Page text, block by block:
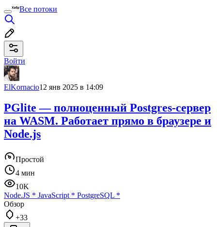
Все потоки
Войти
ElKornacio12 янв 2025 в 14:09
PGlite — полноценный Postgres-сервер
на WASM. Работает прямо в браузере и
Node.js
Простой
4 мин
10K
Node.JS * JavaScript * PostgreSQL *
Обзор
+33